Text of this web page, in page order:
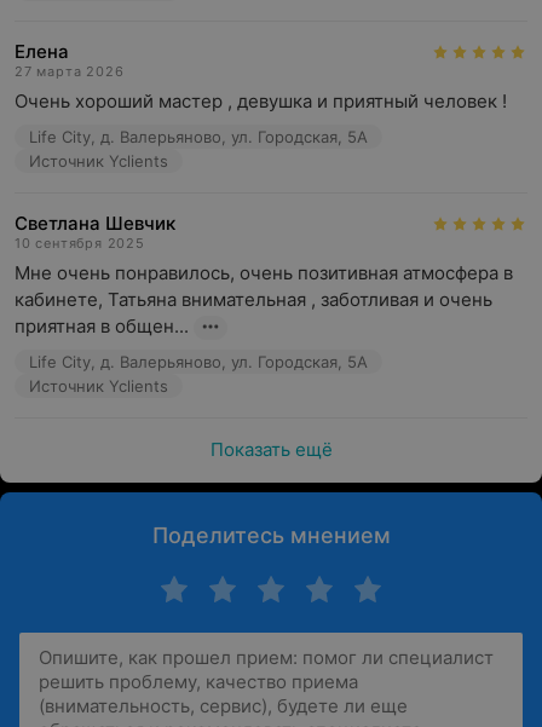
Елена
27 марта 2026
Очень хороший мастер , девушка и приятный человек !
Life City, д. Валерьяново, ул. Городская, 5А
Источник Yclients
Светлана Шевчик
10 сентября 2025
Мне очень понравилось, очень позитивная атмосфера в
кабинете, Татьяна внимательная , заботливая и очень
приятная в общен...
Life City, д. Валерьяново, ул. Городская, 5А
Источник Yclients
Показать ещё
Поделитесь мнением